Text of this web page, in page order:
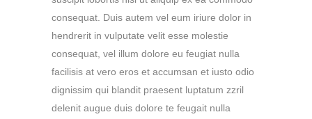
consequat. Duis autem vel eum iriure dolor in
hendrerit in vulputate velit esse molestie
consequat, vel illum dolore eu feugiat nulla
facilisis at vero eros et accumsan et iusto odio
dignissim qui blandit praesent luptatum zzril
delenit augue duis dolore te feugait nulla